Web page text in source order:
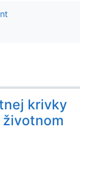
krivky
životnom